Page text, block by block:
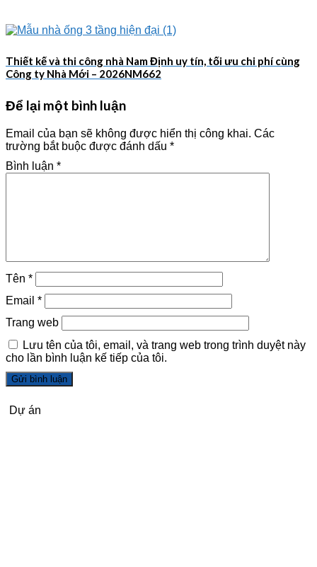
Thiết kế và thi công nhà Nam Định uy tín, tối ưu chi phí cùng
Công ty Nhà Mới – 2026NM662
Để lại một bình luận
Email của bạn sẽ không được hiển thị công khai. Các
trường bắt buộc được đánh dấu *
Bình luận *
Tên *
Email *
Trang web
Lưu tên của tôi, email, và trang web trong trình duyệt này
cho lần bình luận kế tiếp của tôi.
Dự án